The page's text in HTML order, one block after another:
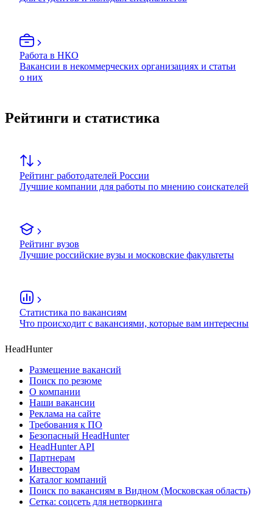
Работа в НКО
Вакансии в некоммерческих организациях и статьи
о них
Рейтинги и статистика
Рейтинг работодателей России
Лучшие компании для работы по мнению соискателей
Рейтинг вузов
Лучшие российские вузы и московские факультеты
Статистика по вакансиям
Что происходит с вакансиями, которые вам интересны
HeadHunter
Размещение вакансий
Поиск по резюме
О компании
Наши вакансии
Реклама на сайте
Требования к ПО
Безопасный HeadHunter
HeadHunter API
Партнерам
Инвесторам
Каталог компаний
Поиск по вакансиям в Видном (Московская область)
Сетка: соцсеть для нетворкинга